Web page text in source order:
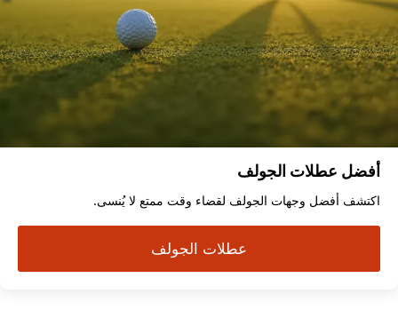
أفضل عطلات الجولف
اكتشف أفضل وجهات الجولف لقضاء وقت ممتع لا يُنسى.
عطلات الجولف